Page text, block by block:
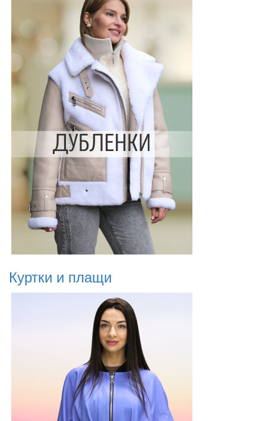
Куртки и плащи